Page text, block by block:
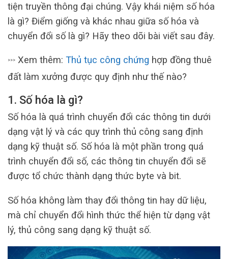
tiện truyền thông đại chúng. Vậy khái niệm số hóa
là gì? Điểm giống và khác nhau giữa số hóa và
chuyển đổi số là gì? Hãy theo dõi bài viết sau đây.
>>> Xem thêm: Thủ tục công chứng hợp đồng thuê
đất làm xưởng được quy định như thế nào?
1. Số hóa là gì?
Số hóa là quá trình chuyển đổi các thông tin dưới
dạng vật lý và các quy trình thủ công sang định
dạng kỹ thuật số. Số hóa là một phần trong quá
trình chuyển đổi số, các thông tin chuyển đổi sẽ
được tổ chức thành dạng thức byte và bit.
Số hóa không làm thay đổi thông tin hay dữ liệu,
mà chỉ chuyển đổi hình thức thể hiện từ dạng vật
lý, thủ công sang dạng kỹ thuật số.